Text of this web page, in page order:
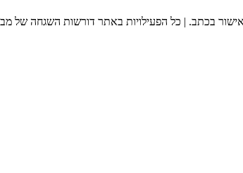
בכתב. | כל הפעילויות באתר דורשות השגחה של